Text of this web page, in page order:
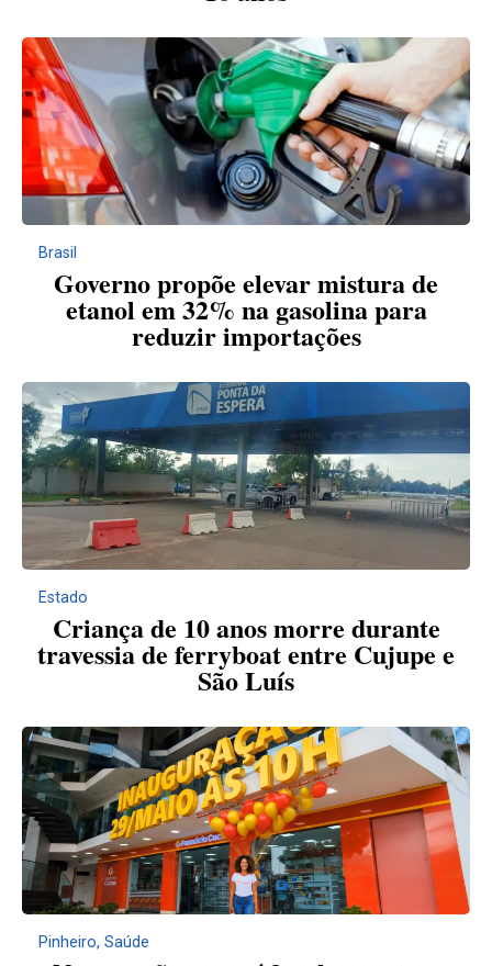
Brasil
Governo propõe elevar mistura de
etanol em 32% na gasolina para
reduzir importações
Estado
Criança de 10 anos morre durante
travessia de ferryboat entre Cujupe e
São Luís
Pinheiro, Saúde